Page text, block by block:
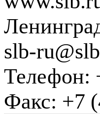
slb-
Телефон:
Факс: +7